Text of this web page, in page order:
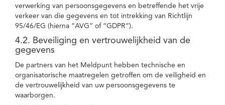
verwerking van persoonsgegevens en betreffende het vrije
verkeer van die gegevens en tot intrekking van Richtlijn
95/46/EG (hierna “AVG” of “GDPR”).
4.2. Beveiliging en vertrouwelijkheid van de
gegevens
De partners van het Meldpunt hebben technische en
organisatorische maatregelen getroffen om de veiligheid en
de vertrouwelijkheid van uw persoonsgegevens te
waarborgen.